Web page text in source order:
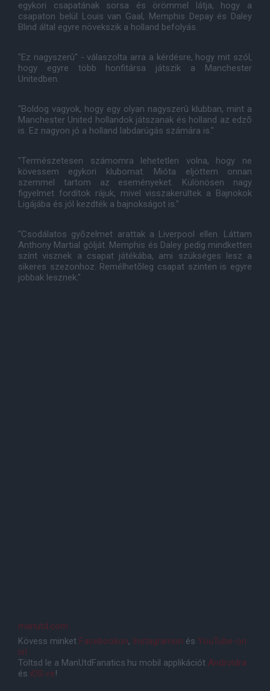
egykori csapatának sorsa és örömmel látja, hogy a
csapaton belül Louis van Gaal, Memphis Depay és Daley
Blind által egyre növekszik a holland befolyás.
"Ez nagyszerû" - válaszolta arra a kérdésre, hogy mit szól,
hogy egyre több honfitársa játszik a Manchester
Unitedben.
"Boldog vagyok, hogy egy olyan nagyszerû klubban, mint a
Manchester United hollandok játszanak és holland az edzõ
is. Ez nagyon jó a holland labdarúgás számára is."
"Természetesen számomra lehetetlen volna, hogy ne
kövessem egykori klubomat. Mióta eljöttem onnan
szemmel tartom az eseményeket. Különösen nagy
figyelmet fordítok rájuk, mivel visszakerültek a Bajnokok
Ligájába és jól kezdték a bajnokságot is."
"Csodálatos gyõzelmet arattak a Liverpool ellen. Láttam
Anthony Martial gólját. Memphis és Daley pedig mindketten
színt visznek a csapat játékába, ami szükséges lesz a
sikeres szezonhoz. Remélhetõleg csapat szinten is egyre
jobbak lesznek."
manutd.com
Kövess minket Facebookon, Instagramon és YouTube-on
is!
Töltsd le a ManUtdFanatics.hu mobil applikációt Androidra
és iOS-re!